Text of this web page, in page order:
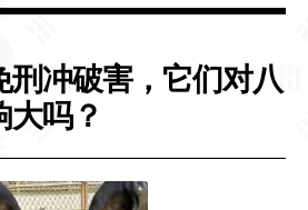
刑冲破害，它们对八
大吗？